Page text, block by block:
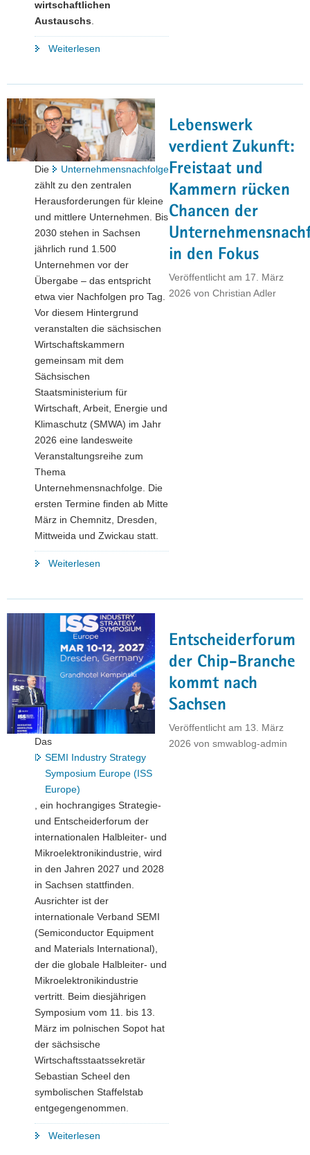
wirtschaftlichen
Austauschs
Weiterlesen
Die
Leipziger
Buchmesse
als
Schaufenster
einer
dynamischen
Branche"
Lebenswerk
verdient Zukunft:
Freistaat und
Kammern rücken
Chancen der
in den Fokus
Veröffentlicht am 17. März
2026 von Christian Adler
Die
Unternehmensnachfolge
zählt zu den zentralen
Herausforderungen für kleine
und mittlere Unternehmen. Bis
2030 stehen in Sachsen
jährlich rund 1.500
Unternehmen vor der
Übergabe – das entspricht
etwa vier Nachfolgen pro Tag.
Vor diesem Hintergrund
veranstalten die sächsischen
Wirtschaftskammern
gemeinsam mit dem
Sächsischen
Staatsministerium für
Wirtschaft, Arbeit, Energie und
Klimaschutz (SMWA) im Jahr
2026 eine landesweite
Veranstaltungsreihe zum
Thema
Unternehmensnachfolge. Die
ersten Termine finden ab Mitte
März in Chemnitz, Dresden,
Mittweida und Zwickau statt.
Weiterlesen
und
Kammern
rücken
Chancen
der
Unternehmensnachfolge
in
Fokus"
Entscheiderforum
der Chip-Branche
kommt nach
Sachsen
Veröffentlicht am 13. März
2026 von smwablog-admin
Das
SEMI Industry Strategy
Symposium Europe (ISS
Europe)
, ein hochrangiges Strategie-
und Entscheiderforum der
internationalen Halbleiter- und
Mikroelektronikindustrie, wird
in den Jahren 2027 und 2028
in Sachsen stattfinden.
Ausrichter ist der
internationale Verband SEMI
(Semiconductor Equipment
and Materials International),
der die globale Halbleiter- und
Mikroelektronikindustrie
vertritt. Beim diesjährigen
Symposium vom 11. bis 13.
März im polnischen Sopot hat
der sächsische
Wirtschaftsstaatssekretär
Sebastian Scheel den
symbolischen Staffelstab
entgegengenommen.
Weiterlesen